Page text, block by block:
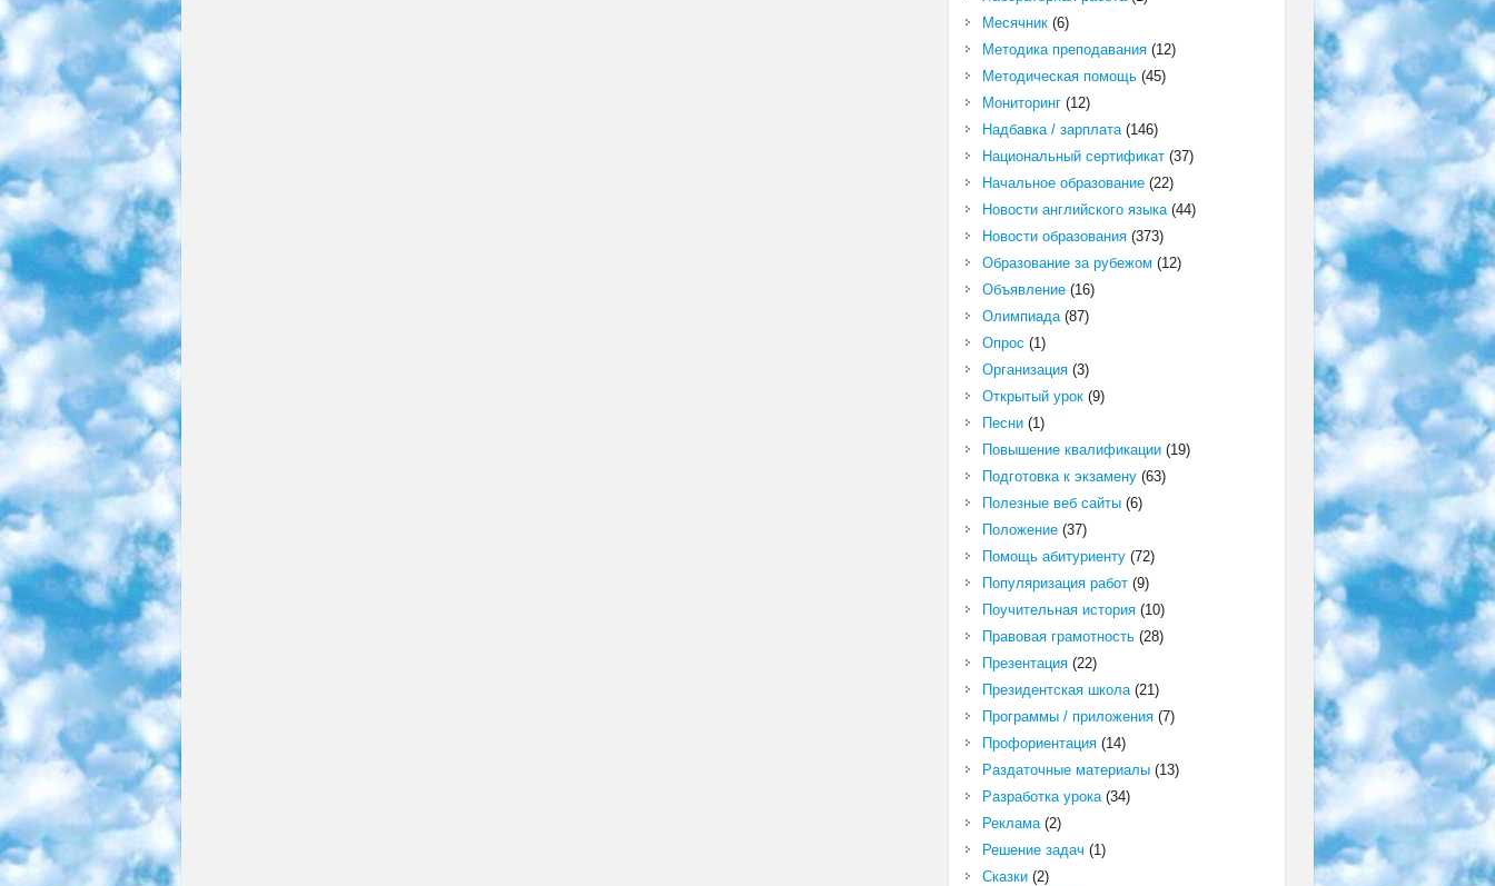
Месячник(6)
Методика преподавания(12)
Методическая помощь(45)
Мониторинг(12)
Надбавка / зарплата(146)
Национальный сертификат(37)
Начальное образование(22)
Новости английского языка(44)
Новости образования(373)
Образование за рубежом (12)
Объявление(16)
Олимпиада(87)
Опрос (1)
Организация(3)
Открытый урок(9)
Песни(1)
Повышение квалификации(19)
Подготовка к экзамену(63)
Полезные веб сайты(6)
Положение(37)
Помощь абитуриенту(72)
Популяризация работ(9)
Поучительная история(10)
Правовая грамотность(28)
Презентация(22)
Президентская школа(21)
Программы / приложения(7)
Профориентация(14)
Раздаточные материалы(13)
Разработка урока(34)
Реклама(2)
Решение задач (1)
Сказки(2)